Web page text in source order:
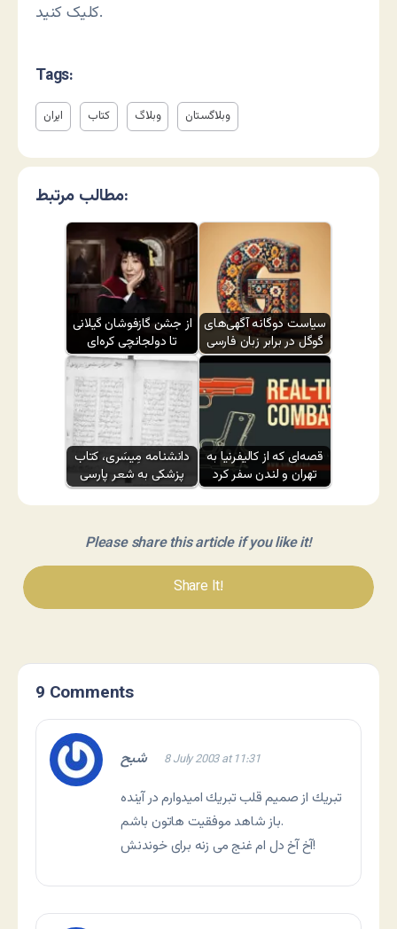
کلیک کنید.
Tags:
ایران کتاب وبلاگ وبلاگستان
مطالب مرتبط:
از جشن گازفوشان گیلانی
تا دولجانچی کره‌ای
سیاست دوگانه آگهی‌های
گوگل در برابر زبان فارسی
دانشنامه مِیسَری، کتاب
پزشکی به شعر پارسی
قصه‌ای که از کالیفرنیا به
تهران و لندن سفر کرد
Please share this article if you like it!
Share It!
9 Comments
شبح 8 July 2003 at 11:31
تبريك از صميم قلب تبريك اميدوارم در آينده
باز شاهد موفقيت هاتون باشم.
آخ آخ دل ام غنج مى زنه براى خوندنش!